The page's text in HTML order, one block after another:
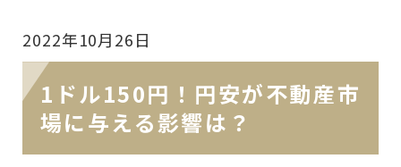
2022年10月26日
1ドル150円！円安が不動産市
場に与える影響は？